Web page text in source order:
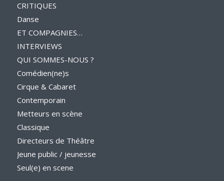
CRITIQUES
Danse
ET COMPAGNIES…
INTERVIEWS
QUI SOMMES-NOUS ?
Comédien(ne)s
Cirque & Cabaret
Contemporain
Metteurs en scène
Classique
Directeurs de Théâtre
Jeune public / jeunesse
Seul(e) en scene